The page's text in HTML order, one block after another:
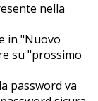
nella
in "Nuovo
su "prossimo
password va